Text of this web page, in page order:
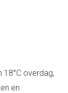
18°C overdag,
en